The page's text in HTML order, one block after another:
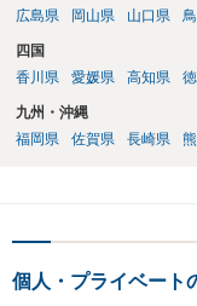
広島県
岡山県 山口県
四国
香川県
愛媛県 高知県
九州・沖縄
福岡県
佐賀県 長崎県
個人・プライベート